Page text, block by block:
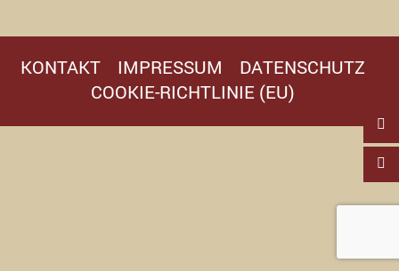
KONTAKT IMPRESSUM
DATENSCHUTZ
COOKIE-RICHTLINIE (EU)